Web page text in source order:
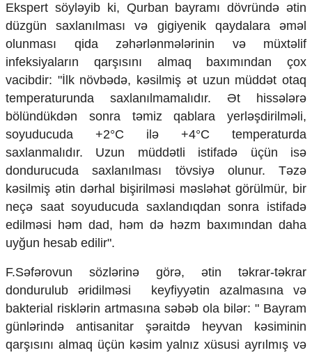
Zəfər - 5
Gənclər və İdman
Media və QHT
Hadisə
Sağlamlıq
Sosium
Mənəvi dəyərlər
Texnologiya
Mətbuat-150
Əlaqə
Missiyamız
Ekspert söyləyib ki, Qurban bayramı dövründə ətin
düzgün saxlanılması və gigiyenik qaydalara əməl
olunması qida zəhərlənmələrinin və müxtəlif
infeksiyaların qarşısını almaq baxımından çox
vacibdir: "İlk növbədə, kəsilmiş ət uzun müddət otaq
temperaturunda saxlanılmamalıdır. Ət hissələrə
bölündükdən sonra təmiz qablara yerləşdirilməli,
soyuducuda +2°C ilə +4°C temperaturda
saxlanmalıdır. Uzun müddətli istifadə üçün isə
dondurucuda saxlanılması tövsiyə olunur. Təzə
kəsilmiş ətin dərhal bişirilməsi məsləhət görülmür, bir
neçə saat soyuducuda saxlandıqdan sonra istifadə
edilməsi həm dad, həm də həzm baxımından daha
uyğun hesab edilir".
F.Səfərovun sözlərinə görə, ətin təkrar-təkrar
dondurulub əridilməsi keyfiyyətin azalmasına və
bakterial risklərin artmasına səbəb ola bilər: " Bayram
günlərində antisanitar şəraitdə heyvan kəsiminin
qarşısını almaq üçün kəsim yalnız xüsusi ayrılmış və